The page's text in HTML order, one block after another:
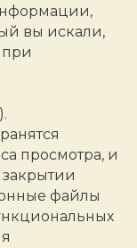
вы искали,
при
просмотра, и
файлы